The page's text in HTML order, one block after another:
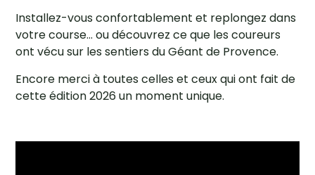
Installez-vous confortablement et replongez dans
votre course… ou découvrez ce que les coureurs
ont vécu sur les sentiers du Géant de Provence.
Encore merci à toutes celles et ceux qui ont fait de
cette édition 2026 un moment unique.